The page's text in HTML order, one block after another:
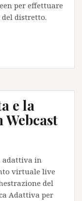
per effettuare
distretto.
e la
adattiva in
virtuale live
del
Adattiva per